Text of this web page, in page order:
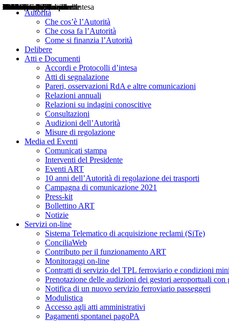
Autorità
Che cos’è l’Autorità
Che cosa fa l’Autorità
Come si finanzia l’Autorità
Delibere
Atti e Documenti
Accordi e Protocolli d’intesa
Atti di segnalazione
Pareri, osservazioni RdA e altre comunicazioni
Relazioni annuali
Relazioni su indagini conoscitive
Consultazioni
Audizioni dell’Autorità
Misure di regolazione
Media ed Eventi
Comunicati stampa
Interventi del Presidente
Eventi ART
10 anni dell’Autorità di regolazione dei trasporti
Campagna di comunicazione 2021
Press-kit
Bollettino ART
Notizie
Servizi on-line
Sistema Telematico di acquisizione reclami (SiTe)
ConciliaWeb
Contributo per il funzionamento ART
Monitoraggi on-line
Contratti di servizio del TPL ferroviario e condizioni
Prenotazione delle audizioni dei gestori aeroportuali con
Notifica di un nuovo servizio ferroviario passeggeri
Modulistica
Accesso agli atti amministrativi
Pagamenti spontanei pagoPA
Delibere
Pareri
Consultazioni
Audizioni
Atti di Segnalazione
Accordi e Protocolli d'Intesa
Relazioni annuali
Misure di regolazione
Notizie
Comunicati Stampa
Bollettini ART
Convegni ART
Interviste del Presidente
Articoli in primo piano
Interventi del Presidente
2004
2005
2010
2013
2014
2015
2016
2017
2018
2019
202
2020
2021
2022
2023
2024
2025
2026
Aereo
Marittimo
Terrestre